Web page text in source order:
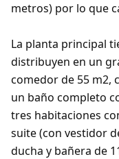
metros) por lo que
La planta principal
distribuyen en un
comedor de 55 m2,
un baño completo
tres habitaciones
suite (con vestidor
ducha y bañera de